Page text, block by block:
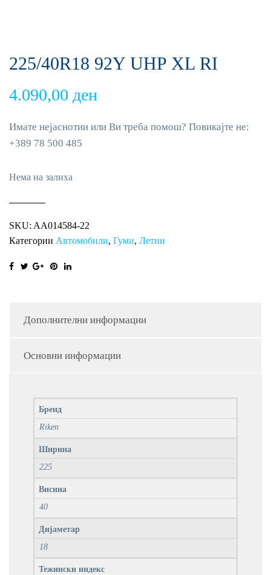
225/40R18 92Y UHP XL RI
4.090,00 ден
Имате нејаснотии или Ви треба помош? Повикајте не:
+389 78 500 485
Нема на залиха
SKU: AA014584-22
Категории Автомобили, Гуми, Летни
Дополнителни информации
Основни информации
Бренд
Riken
Ширина
225
Висина
40
Дијаметар
18
Тежински индекс